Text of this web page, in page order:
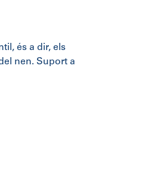
és a dir, els
nen. Suport a